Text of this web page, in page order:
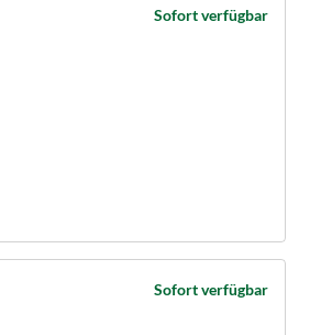
Sofort verfügbar
Sofort verfügbar